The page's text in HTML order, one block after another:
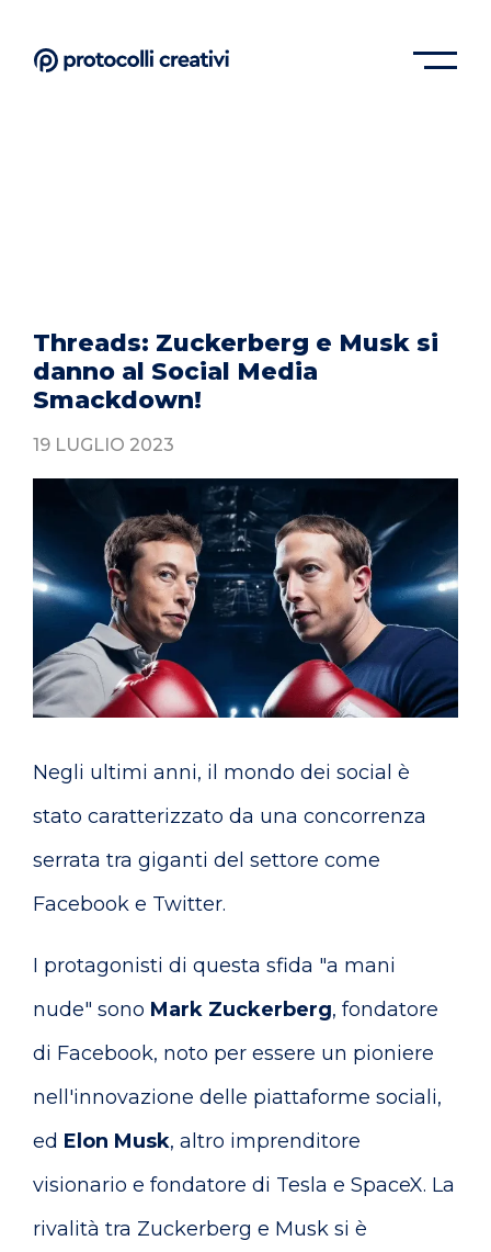
Threads: Zuckerberg e Musk si
danno al Social Media
Smackdown!
19 LUGLIO 2023
Negli ultimi anni, il mondo dei social è
stato caratterizzato da una concorrenza
serrata tra giganti del settore come
Facebook e Twitter.
I protagonisti di questa sfida "a mani
nude" sono Mark Zuckerberg, fondatore
di Facebook, noto per essere un pioniere
nell'innovazione delle piattaforme sociali,
ed Elon Musk, altro imprenditore
visionario e fondatore di Tesla e SpaceX. La
rivalità tra Zuckerberg e Musk si è